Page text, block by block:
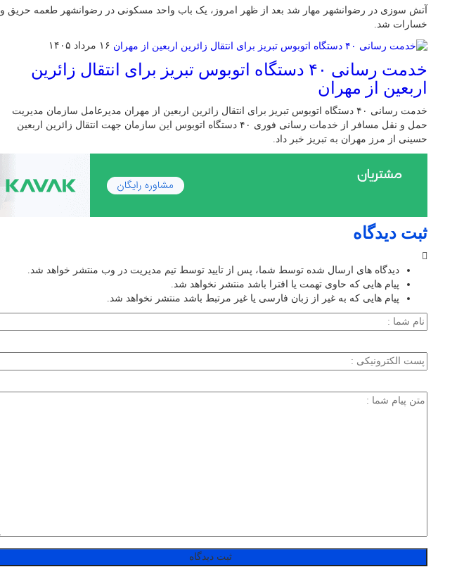
آتش سوزی در رضوانشهر مهار شد بعد از ظهر امروز، یک باب واحد مسکونی در رضوانشهر طعمه حریق و
خسارات شد.
۱۶ مرداد ۱۴۰۵
خدمت رسانی ۴۰ دستگاه اتوبوس تبریز برای انتقال زائرین
اربعین از مهران
خدمت رسانی ۴۰ دستگاه اتوبوس تبریز برای انتقال زائرین اربعین از مهران مدیرعامل سازمان مدیریت
حمل و نقل مسافر از خدمات رسانی فوری ۴۰ دستگاه اتوبوس این سازمان جهت انتقال زائرین اربعین
حسینی از مرز مهران به تبریز خبر داد.
ثبت دیدگاه
دیدگاه های ارسال شده توسط شما، پس از تایید توسط تیم مدیریت در وب منتشر خواهد شد.
پیام هایی که حاوی تهمت یا افترا باشد منتشر نخواهد شد.
پیام هایی که به غیر از زبان فارسی یا غیر مرتبط باشد منتشر نخواهد شد.